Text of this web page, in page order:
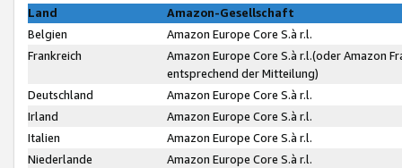
Land
Amazon-Gesellschaft
Belgien
Amazon Europe Core S.à r.l.
Frankreich
Amazon Europe Core S.à r.l.(oder Amazon
entsprechend der Mitteilung)
Deutschland
Amazon Europe Core S.à r.l.
Irland
Amazon Europe Core S.à r.l.
Italien
Amazon Europe Core S.à r.l.
Niederlande
Amazon Europe Core S.à r.l.